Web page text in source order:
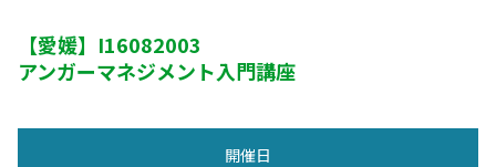
【愛媛】 I16082003
アンガーマネジメント入門講座
開催日